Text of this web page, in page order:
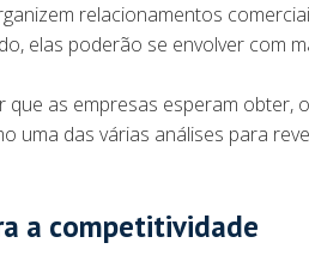
relacionamentos
elas poderão se envolver com
que as empresas esperam obter,
uma das várias análises para
a competitividade